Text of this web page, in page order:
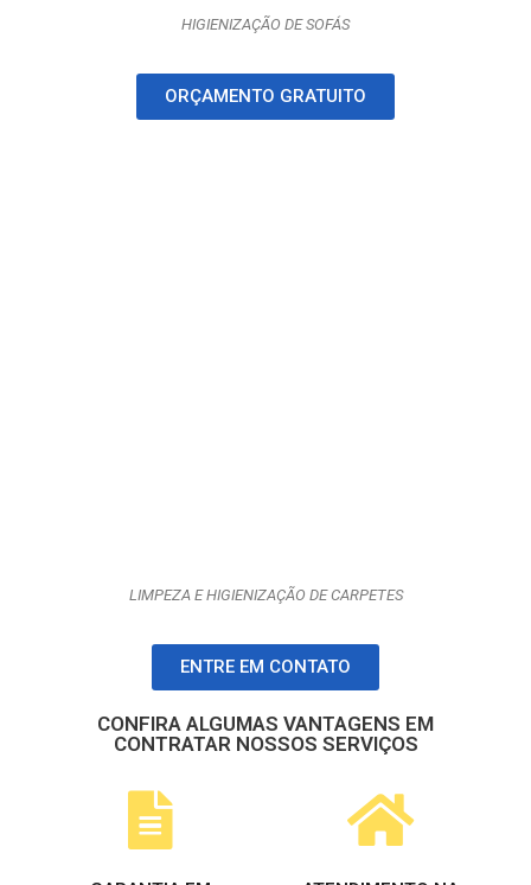
HIGIENIZAÇÃO DE SOFÁS
ORÇAMENTO GRATUITO
LIMPEZA E HIGIENIZAÇÃO DE CARPETES
ENTRE EM CONTATO
CONFIRA ALGUMAS VANTAGENS EM
CONTRATAR NOSSOS SERVIÇOS